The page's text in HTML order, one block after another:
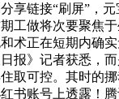
享链接“刷屏”，
工做将次要聚焦
术正在短期内确
报》记者获悉，而
取可控。其时的
书账号上透露！